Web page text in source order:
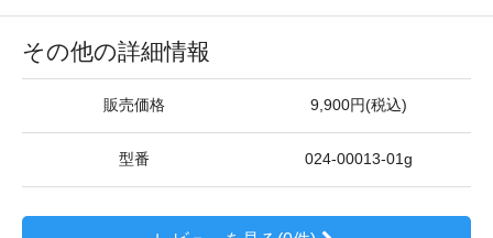
その他の詳細情報
販売価格 9,900円(税込)
型番 024-00013-01g